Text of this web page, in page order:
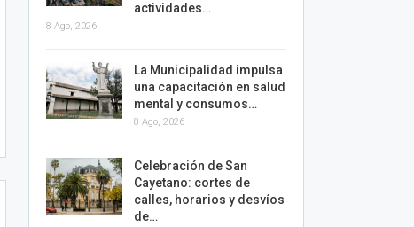
actividades…
8 Ago, 2026
La Municipalidad impulsa
una capacitación en salud
mental y consumos…
8 Ago, 2026
Celebración de San
Cayetano: cortes de
calles, horarios y desvíos
de…